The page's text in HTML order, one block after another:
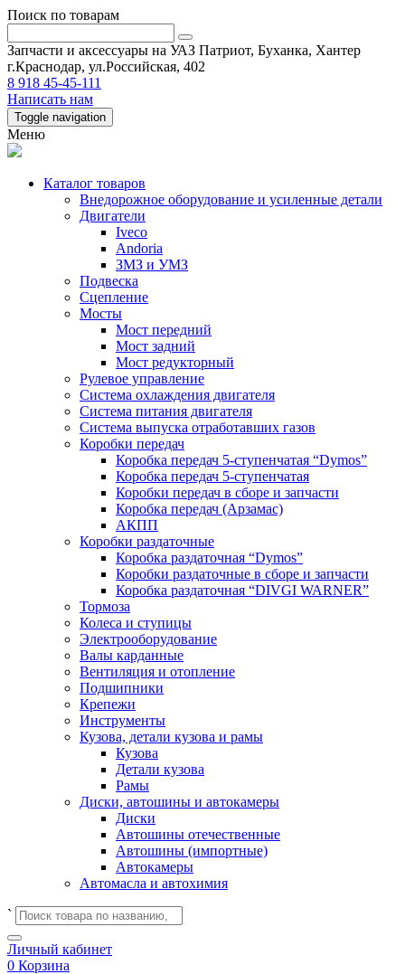
Поиск по товарам
Запчасти и аксессуары на УАЗ Патриот, Буханка, Хантер
г.Краснодар, ул.Российская, 402
8 918 45-45-111
Написать нам
Toggle navigation
Меню
Каталог товаров
Внедорожное оборудование и усиленные детали
Двигатели
Iveco
Andoria
ЗМЗ и УМЗ
Подвеска
Сцепление
Мосты
Мост передний
Мост задний
Мост редукторный
Рулевое управление
Система охлаждения двигателя
Система питания двигателя
Система выпуска отработавших газов
Коробки передач
Коробка передач 5-ступенчатая “Dymos”
Коробка передач 5-ступенчатая
Коробки передач в сборе и запчасти
Коробка передач (Арзамас)
АКПП
Коробки раздаточные
Коробка раздаточная “Dymos”
Коробки раздаточные в сборе и запчасти
Коробка раздаточная “DIVGI WARNER”
Тормоза
Колеса и ступицы
Электрооборудование
Валы карданные
Вентиляция и отопление
Подшипники
Крепежи
Инструменты
Кузова, детали кузова и рамы
Кузова
Детали кузова
Рамы
Диски, автошины и автокамеры
Диски
Автошины отечественные
Автошины (импортные)
Автокамеры
Автомасла и автохимия
`
Личный кабинет
0 Корзина